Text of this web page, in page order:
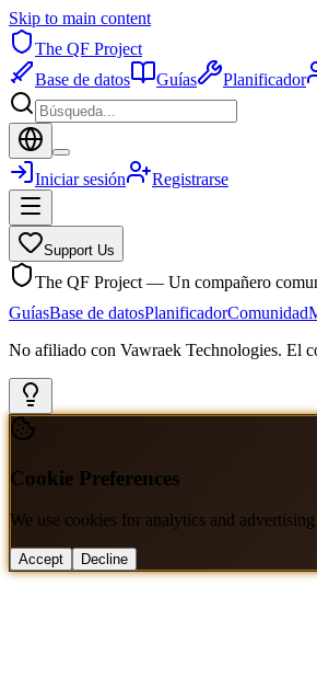
Skip to main content
The QF Project
Base de datos
Guías Planificador
Iniciar sesión Registrarse
Support Us
The QF Project — Un compañero
GuíasBase de datosPlanificadorComunidad
No afiliado con Vawraek Technologies. El
Cookie Preferences
We use cookies for analytics and
Accept Decline